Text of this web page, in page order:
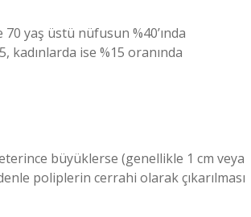
yaş üstü nüfusun %40’ında
ise %15 oranında
büyüklerse (genellikle 1 cm veya
poliplerin cerrahi olarak çıkarılması